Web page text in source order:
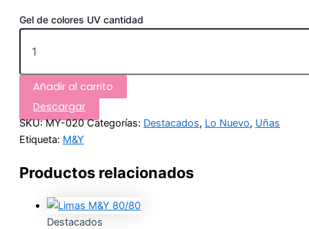
Gel de colores UV cantidad
Añadir al carrito
Descargar
SKU:MY-020 Categorías: Destacados, Lo Nuevo, Uñas
Etiqueta: M&Y
Productos relacionados
Destacados